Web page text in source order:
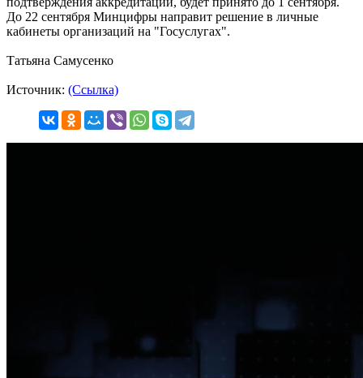
До 22 сентября Минцифры направит решение в личные
кабинеты организаций на "Госуслугах".
Татьяна Самусенко
Источник: (Ссылка)